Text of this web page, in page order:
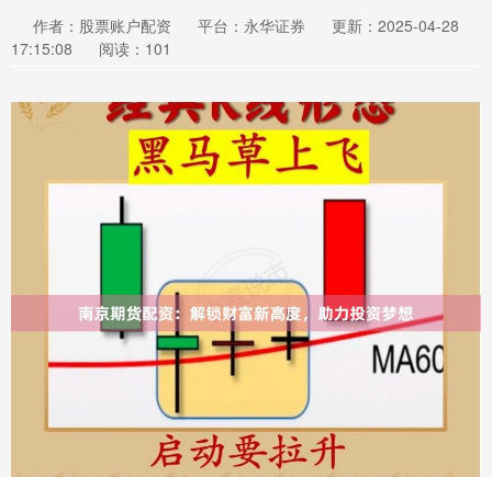
作者：股票账户配资 平台：永华证券
更新：2025-04-28
17:15:08
阅读：101